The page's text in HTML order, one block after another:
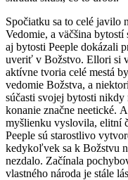
Spočiatku sa to celé javilo
Vedomie, a väčšina
aj bytosti Peeple dokázali
uveriť v Božstvo. Ellori si
aktívne tvoria celé mestá
vedomie Božstva, a
súčasti svojej bytosti
konanie značne neetické.
myšlienku vyslovila, elitní
Peeple sú starostlivo
kedykoľvek sa k Božstvu
nezdalo. Začínala
vlastného národa je stále